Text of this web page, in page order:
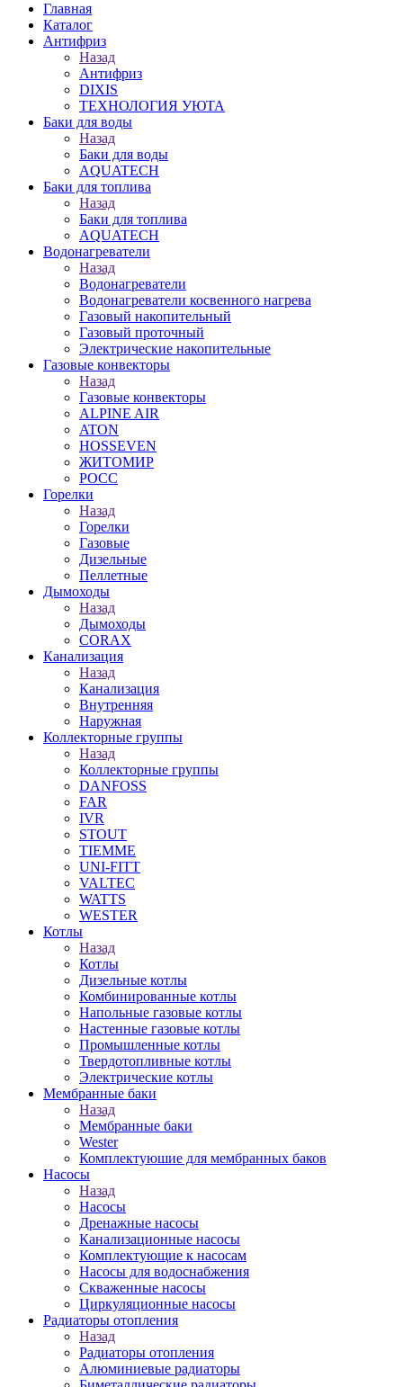
Главная
Каталог
Антифриз
Назад
Антифриз
DIXIS
ТЕХНОЛОГИЯ УЮТА
Баки для воды
Назад
Баки для воды
AQUATECH
Баки для топлива
Назад
Баки для топлива
AQUATECH
Водонагреватели
Назад
Водонагреватели
Водонагреватели косвенного нагрева
Газовый накопительный
Газовый проточный
Электрические накопительные
Газовые конвекторы
Назад
Газовые конвекторы
ALPINE AIR
ATON
HOSSEVEN
ЖИТОМИР
РОСС
Горелки
Назад
Горелки
Газовые
Дизельные
Пеллетные
Дымоходы
Назад
Дымоходы
CORAX
Канализация
Назад
Канализация
Внутренняя
Наружная
Коллекторные группы
Назад
Коллекторные группы
DANFOSS
FAR
IVR
STOUT
TIEMME
UNI-FITT
VALTEC
WATTS
WESTER
Котлы
Назад
Котлы
Дизельные котлы
Комбинированные котлы
Напольные газовые котлы
Настенные газовые котлы
Промышленные котлы
Твердотопливные котлы
Электрические котлы
Мембранные баки
Назад
Мембранные баки
Wester
Комплектуюшие для мембранных баков
Насосы
Назад
Насосы
Дренажные насосы
Канализационные насосы
Комплектующие к насосам
Насосы для водоснабжения
Скваженные насосы
Циркуляционные насосы
Радиаторы отопления
Назад
Радиаторы отопления
Алюминиевые радиаторы